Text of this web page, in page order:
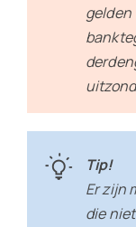
gelden
Tip!
Er zijn
die